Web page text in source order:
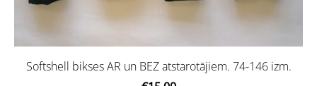
Softshell bikses AR un BEZ atstarotājiem. 74-146 izm.